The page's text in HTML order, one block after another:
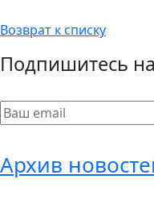
Возврат к списку
Подпишитесь
Архив